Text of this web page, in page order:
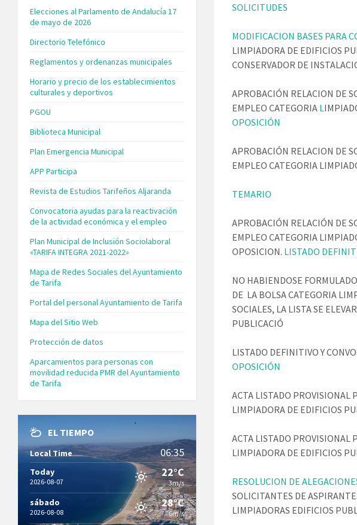
SOLICITUDES
MODIFICACION BASES PARA
LIMPIADORA DE EDIFICIOS
CONSERVADOR DE
APROBACIÓN RELACION DE
EMPLEO CATEGORIA L
OPOSICIÓN
APROBACIÓN RELACION DE
EMPLEO CATEGORIA
TEMARIO
APROBACIÓN RELACIÓN DE
EMPLEO CATEGORIA
OPOSICION. LISTADO
NO HABIENDOSE
DE LA BOLSA CATEGORIA
SOCIALES, LA LISTA SE
PUBLICACIÓ
LISTADO DEFINITIVO Y
OPOSICIÓN
ACTA LISTADO PROVISIONAL
LIMPIADORA DE EDIFICIOS
ACTA LISTADO PROVISIONAL
LIMPIADORA DE EDIFICIOS
RESOLUCION DE
SOLICITANTES DE
LIMPIADORAS EDIFICIOS
Elecciones al Parlamento de Andalucía 17
de mayo de 2026
Directorio Telefónico
Reglamentos y ordenanzas municipales
Horario y precio de los establecimientos
culturales y deportivos
PGOU
Biblioteca Municipal
Plan Emergencia Municipal
APP Participa
Revista de Estudios Tarifeños Aljaranda
Convocatoria ayudas para la reactivación
de la actividad económica y el empleo
Plan Municipal de Inclusión Sociolaboral
«TARIFA INTEGRA 2021-2022»
Mapa de Redes Sociales del Ayuntamiento
de Tarifa
Portal del personal Ayuntamiento de Tarifa
Mapa del Sitio Web
Protección de datos
Aparcamientos para personas con
movilidad reducida PMR del Ayuntamiento
de Tarifa
EL TIEMPO
Local Time 06:35
Today
2026-08-07
22°C
3m/s
sábado
2026-08-08
28°C
6m/s